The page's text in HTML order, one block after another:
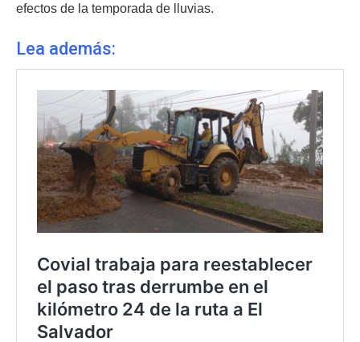
efectos de la temporada de lluvias.
Lea además: